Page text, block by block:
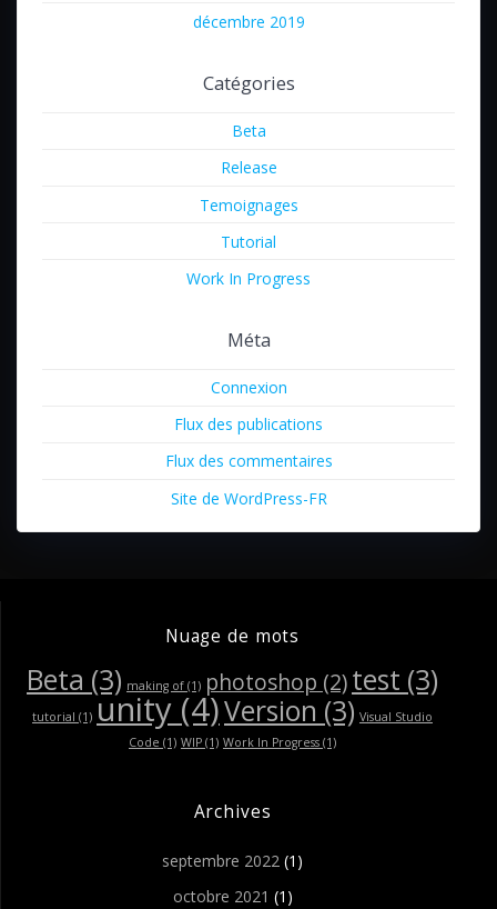
décembre 2019
Catégories
Beta
Release
Temoignages
Tutorial
Work In Progress
Méta
Connexion
Flux des publications
Flux des commentaires
Site de WordPress-FR
Nuage de mots
Beta (3) making of (1) photoshop (2)test (3)
tutorial (1) unity (4)Version (3) Visual Studio
Code (1) WIP (1) Work In Progress (1)
Archives
septembre 2022 (1)
octobre 2021 (1)